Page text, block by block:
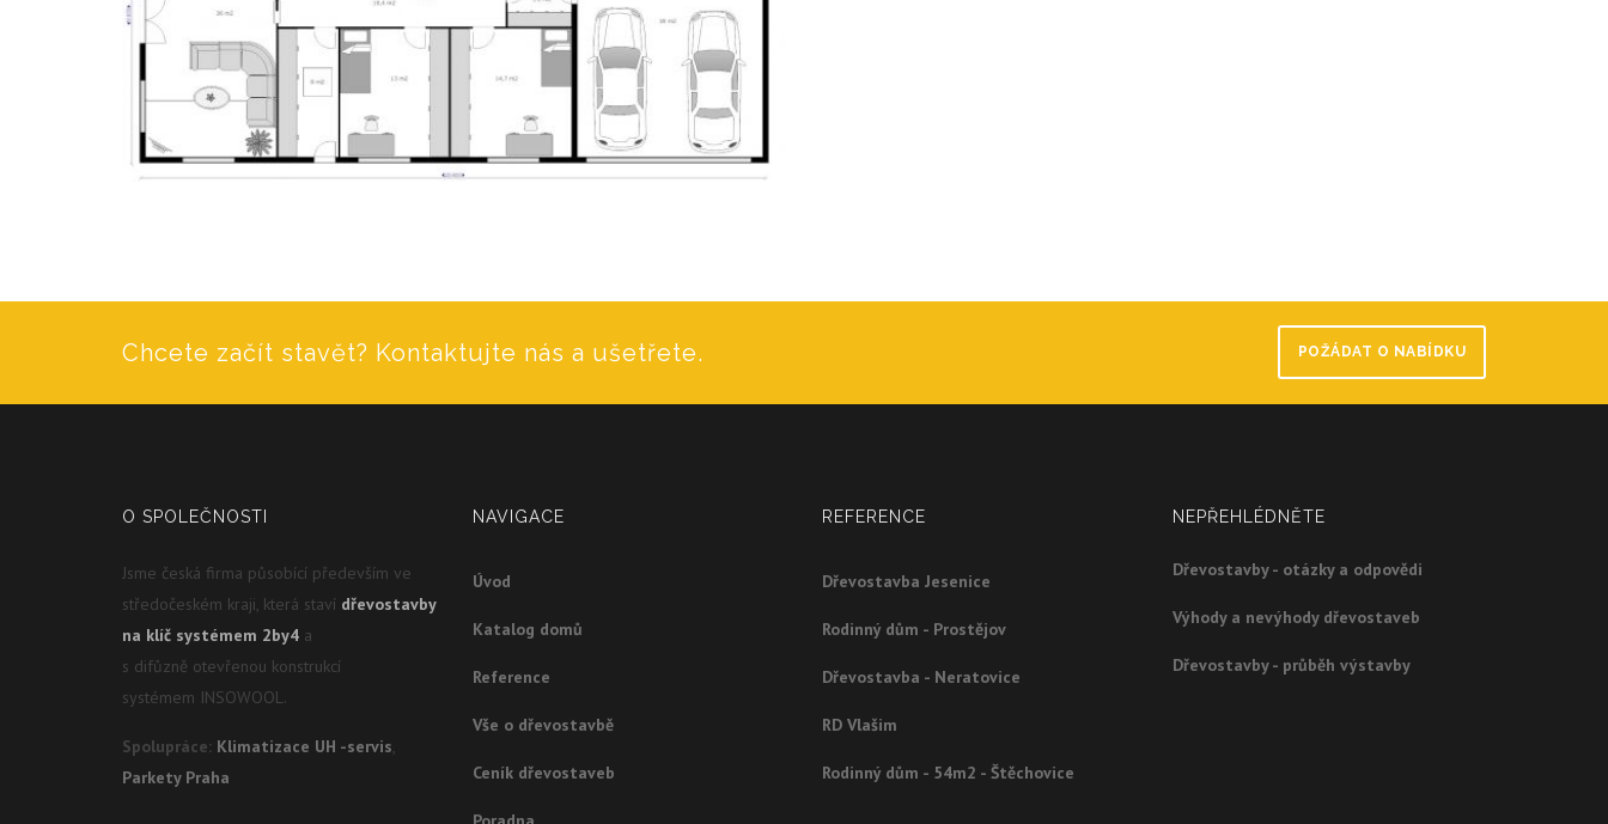
Chcete začít stavět? Kontaktujte nás a ušetřete. POŽÁDAT O NABÍDKU
O SPOLEČNOSTI
Jsme česká firma působící především ve
středočeském kraji, která staví dřevostavby
na klíč systémem 2by4 a
s difůzně otevřenou konstrukcí
systémem INSOWOOL.
Spolupráce: Klimatizace UH -servis,
Parkety Praha
NAVIGACE
Úvod
Katalog domů
Reference
Vše o dřevostavbě
Ceník dřevostaveb
REFERENCE
Dřevostavba Jesenice
Rodinný dům - Prostějov
Dřevostavba - Neratovice
RD Vlašim
Rodinný dům - 54m2 - Štěchovice
NEPŘEHLÉDNĚTE
Dřevostavby - otázky a odpovědi
Výhody a nevýhody dřevostaveb
Dřevostavby - průběh výstavby